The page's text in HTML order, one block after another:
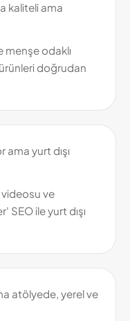
kaliteli ama
menşe odaklı
doğrudan
ama yurt dışı
ve
ile yurt dışı
atölyede, yerel ve